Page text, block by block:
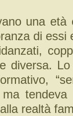
una età
di essi
diversa.
realtà